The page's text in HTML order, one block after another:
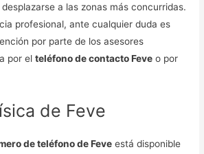
a las zonas más concurridas.
profesional, ante cualquier duda es
por parte de los asesores
por elteléfono de contacto Feve o por
de Feve
de teléfono de Feve está disponible